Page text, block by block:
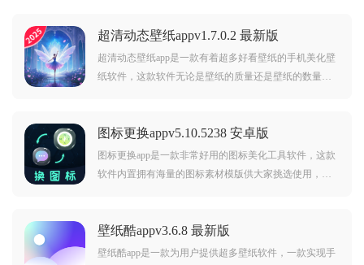
超清动态壁纸appv1.7.0.2 最新版
超清动态壁纸app是一款有着超多好看壁纸的手机美化壁
纸软件，这款软件无论是壁纸的质量还是壁纸的数量都
壁纸，快来下载，让软件帮你打造个性化界面吧。
图标更换appv5.10.5238 安卓版
图标更换app是一款非常好用的图标美化工具软件，这款
软件内置拥有海量的图标素材模版供大家挑选使用，而
小伙伴一定不要错过了，快来本站下载试试吧。
壁纸酷appv3.6.8 最新版
壁纸酷app是一款为用户提供超多壁纸软件，一款实现手